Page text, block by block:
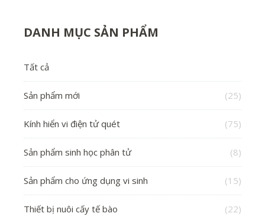
DANH MỤC SẢN PHẨM
Tất cả
Sản phẩm mới (25)
Kính hiển vi điện tử quét (75)
Sản phẩm sinh học phân tử (8)
Sản phẩm cho ứng dụng vi sinh (15)
Thiết bị nuôi cấy tế bào (22)